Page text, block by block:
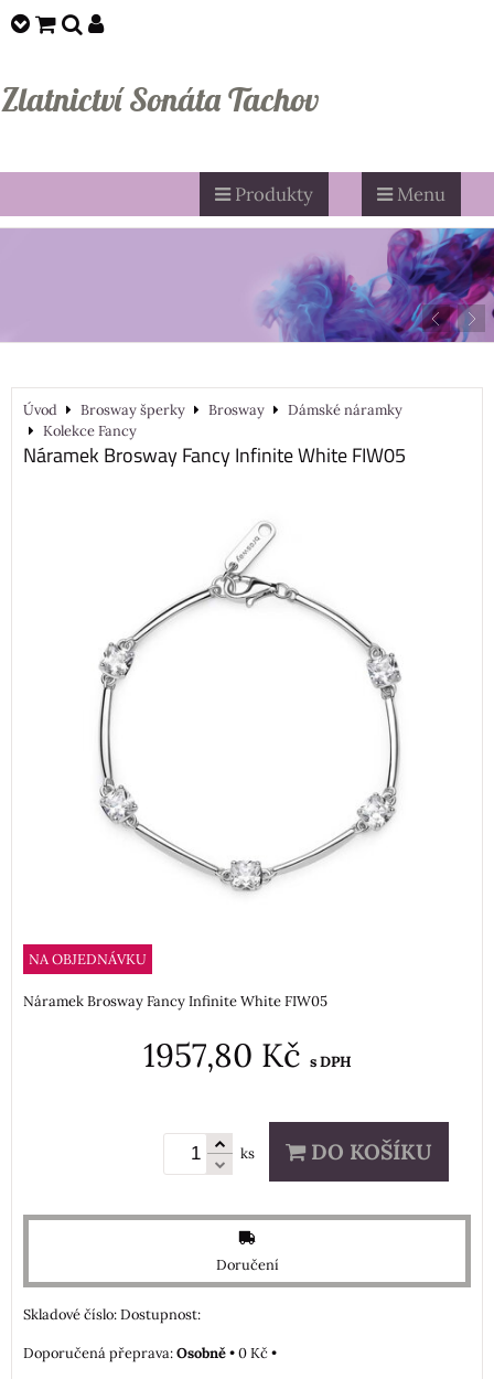
Zlatnictví Sonáta Tachov
Produkty Menu
Úvod Brosway šperky Brosway
Dámské náramky
Kolekce Fancy
Náramek Brosway Fancy Infinite White FIW05
NA OBJEDNÁVKU
Náramek Brosway Fancy Infinite White FIW05
1957,80 Kč s DPH
ks DO KOŠÍKU
Doručení
Skladové číslo:Dostupnost:
Osobně•0 Kč•